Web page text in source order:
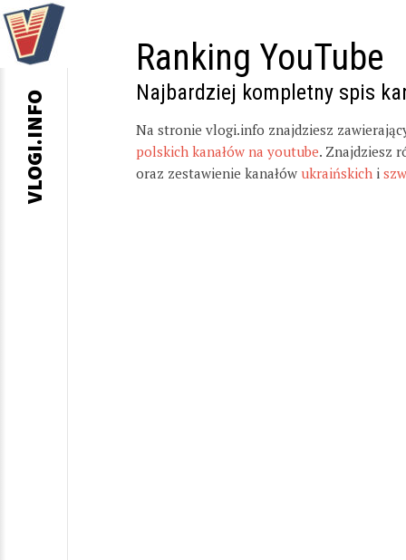
Ranking YouTube
Najbardziej kompletny spis
Na stronie vlogi.info znajdziesz
polskich kanałów na youtube. Znajdziesz
oraz zestawienie kanałów ukraińskich i
VLOGI.INFO